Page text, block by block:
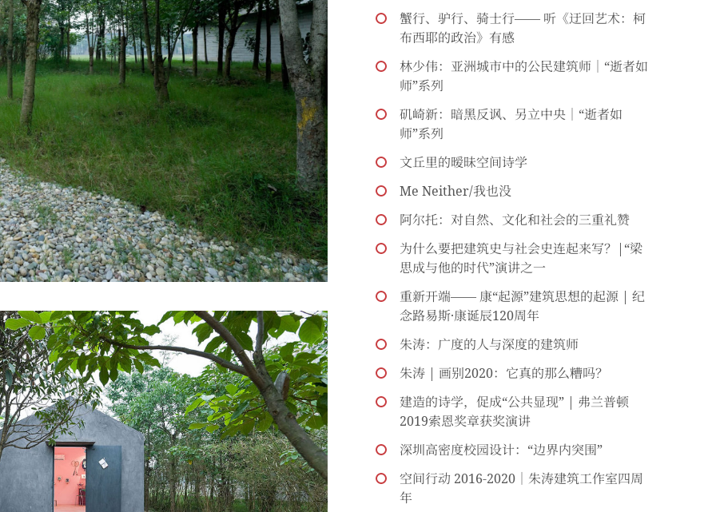
蟹行、驴行、骑士行—— 听《迂回艺术：柯
布西耶的政治》有感
林少伟：亚洲城市中的公民建筑师｜“逝者如
师”系列
矶崎新：暗黑反讽、另立中央｜“逝者如
师”系列
文丘里的暧昧空间诗学
Me Neither/我也没
阿尔托：对自然、文化和社会的三重礼赞
为什么要把建筑史与社会史连起来写？|“梁
思成与他的时代”演讲之一
重新开端—— 康“起源”建筑思想的起源 | 纪
念路易斯·康诞辰120周年
朱涛：广度的人与深度的建筑师
朱涛 | 画别2020：它真的那么糟吗？
建造的诗学，促成“公共显现” | 弗兰普顿
2019索恩奖章获奖演讲
深圳高密度校园设计：“边界内突围”
空间行动 2016-2020｜朱涛建筑工作室四周
年